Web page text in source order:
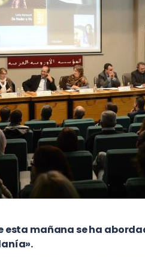
esta mañana se ha